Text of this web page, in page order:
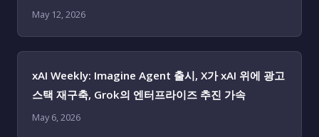
May 12, 2026
xAI Weekly: Imagine Agent 출시, X가 xAI 위에 광고
스택 재구축, Grok의 엔터프라이즈 추진 가속
May 6, 2026